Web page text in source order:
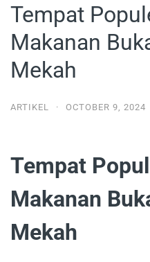
Tempat
Makanan
Mekah
ARTIKEL · OCTOBER 9, 2024
Tempat
Makanan
Mekah